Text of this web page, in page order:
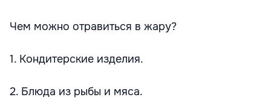
Чем можно отравиться в жару?
1. Кондитерские изделия.
2. Блюда из рыбы и мяса.